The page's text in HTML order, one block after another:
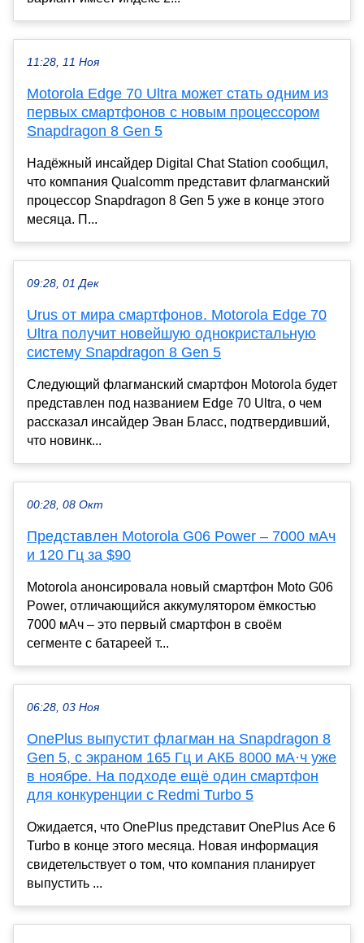
11:28, 11 Ноя
Motorola Edge 70 Ultra может стать одним из
первых смартфонов с новым процессором
Snapdragon 8 Gen 5
Надёжный инсайдер Digital Chat Station сообщил,
что компания Qualcomm представит флагманский
процессор Snapdragon 8 Gen 5 уже в конце этого
месяца. П...
09:28, 01 Дек
Urus от мира смартфонов. Motorola Edge 70
Ultra получит новейшую однокристальную
систему Snapdragon 8 Gen 5
Следующий флагманский смартфон Motorola будет
представлен под названием Edge 70 Ultra, о чем
рассказал инсайдер Эван Бласс, подтвердивший,
что новинк...
00:28, 08 Окт
Представлен Motorola G06 Power – 7000 мАч
и 120 Гц за $90
Motorola анонсировала новый смартфон Moto G06
Power, отличающийся аккумулятором ёмкостью
7000 мАч – это первый смартфон в своём
сегменте с батареей т...
06:28, 03 Ноя
OnePlus выпустит флагман на Snapdragon 8
Gen 5, с экраном 165 Гц и АКБ 8000 мА·ч уже
в ноябре. На подходе ещё один смартфон
для конкуренции с Redmi Turbo 5
Ожидается, что OnePlus представит OnePlus Ace 6
Turbo в конце этого месяца. Новая информация
свидетельствует о том, что компания планирует
выпустить ...